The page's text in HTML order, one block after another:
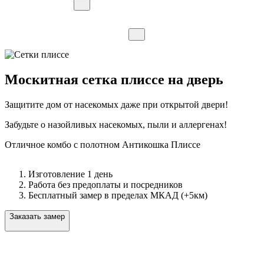
Москитная сетка плиссе на дверь
Защитите дом от насекомых даже при открытой двери!
Забудьте о назойливых насекомых, пыли и аллергенах!
Отличное комбо с полотном Антикошка Плиссе
Изготовление 1 день
Работа без предоплаты и посредников
Бесплатный замер в пределах МКАД (+5км)
Заказать замер